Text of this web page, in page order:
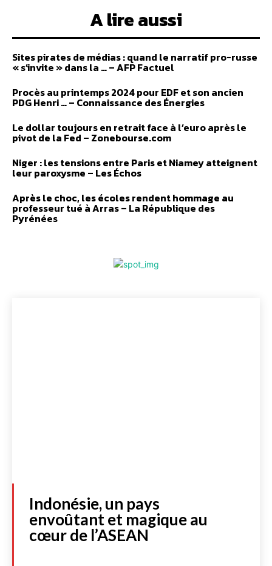
FRANCE
INTERNATIONAL
A lire aussi
Sites pirates de médias : quand le narratif pro-russe
« s’invite » dans la … – AFP Factuel
Procès au printemps 2024 pour EDF et son ancien
PDG Henri … – Connaissance des Énergies
Le dollar toujours en retrait face à l’euro après le
pivot de la Fed – Zonebourse.com
Niger : les tensions entre Paris et Niamey atteignent
leur paroxysme – Les Échos
Après le choc, les écoles rendent hommage au
professeur tué à Arras – La République des
Pyrénées
Indonésie, un pays
envoûtant et magique au
cœur de l’ASEAN